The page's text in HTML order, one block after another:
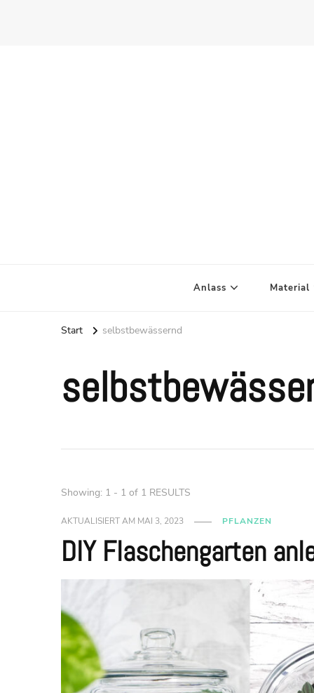
Anlass Material
Start selbstbewässernd
Showing: 1 - 1 of 1 RESULTS
AKTUALISIERT AM MAI 3, 2023 PFLANZEN
DIY Flaschengarten